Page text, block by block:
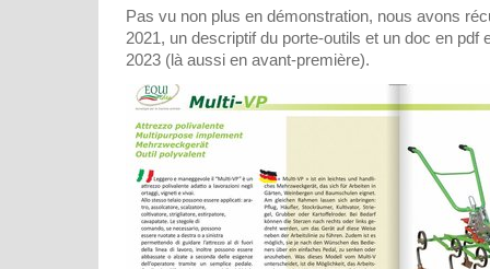
Pas vu non plus en démonstration, nous avons
2021, un descriptif du porte-outils et un doc en pdf
2023 (là aussi en avant-première).